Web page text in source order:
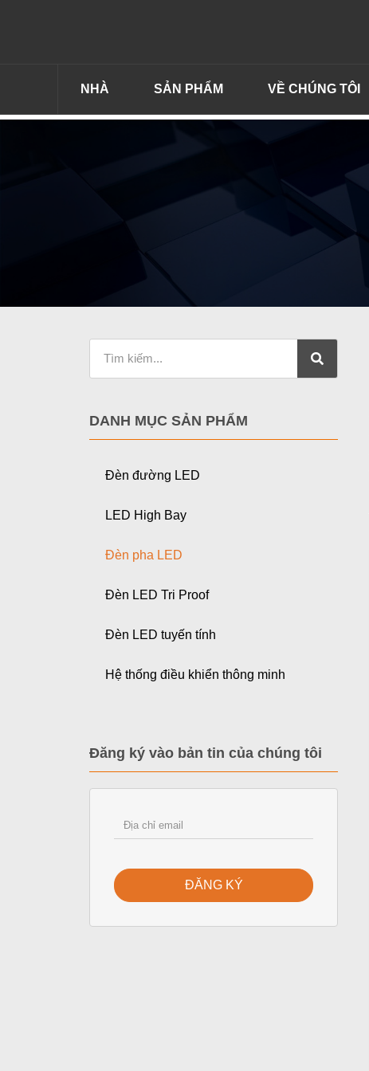
NHÀ SẢN PHẨM VỀ CHÚNG TÔI
DANH MỤC SẢN PHẨM
Đèn đường LED
LED High Bay
Đèn pha LED
Đèn LED Tri Proof
Đèn LED tuyến tính
Hệ thống điều khiển thông minh
Đăng ký vào bản tin của chúng tôi
ĐĂNG KÝ